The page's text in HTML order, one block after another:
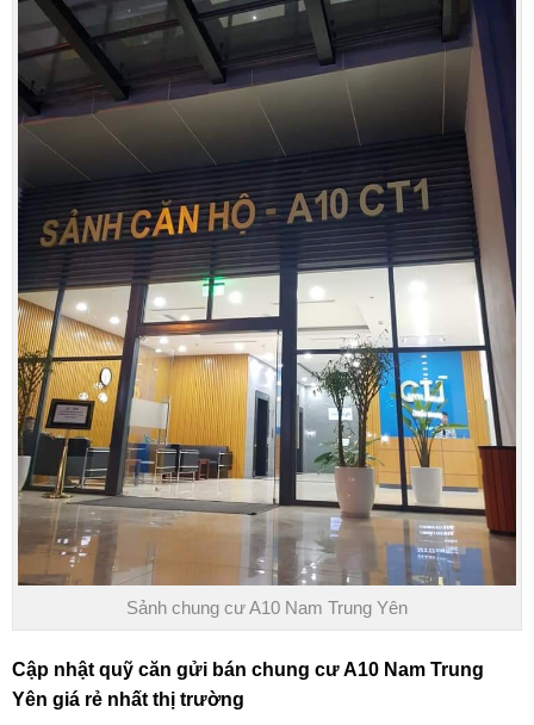
Sảnh chung cư A10 Nam Trung Yên
Cập nhật quỹ căn gửi bán chung cư A10 Nam Trung
Yên giá rẻ nhất thị trường